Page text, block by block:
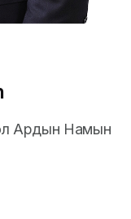
Ардын Намын